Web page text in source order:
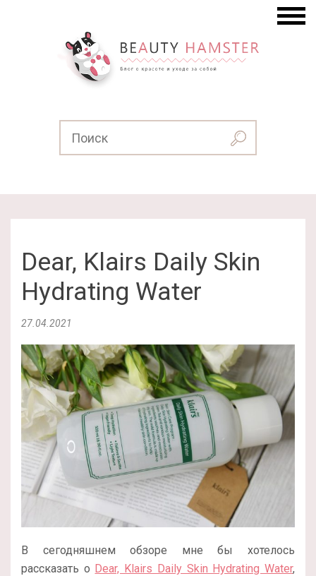
Dear, Klairs Daily Skin
Hydrating Water
27.04.2021
В сегодняшнем обзоре мне бы хотелось
рассказать о Dear, Klairs Daily Skin Hydrating Water,